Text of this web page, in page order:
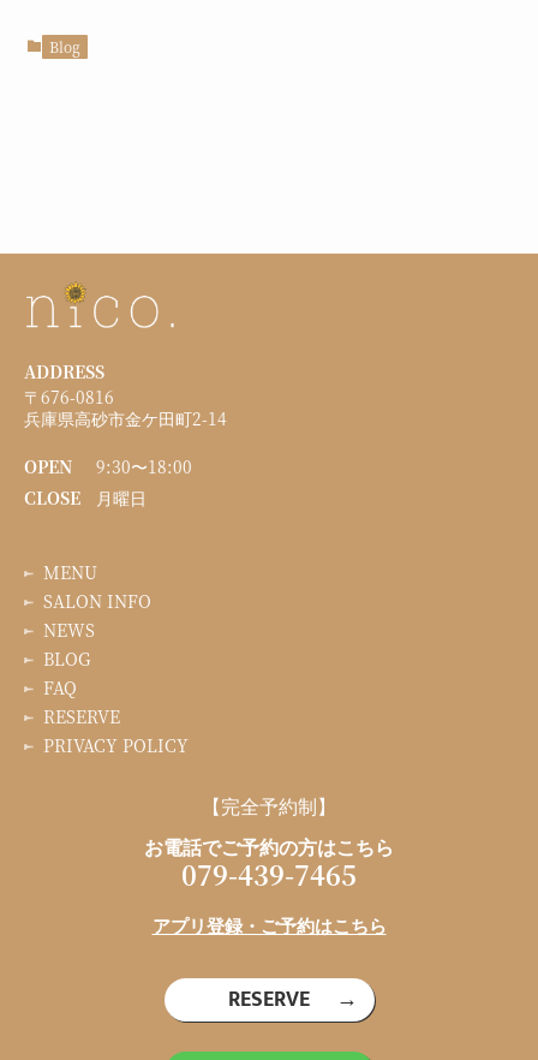
Blog
ADDRESS
〒676-0816
兵庫県高砂市金ケ田町2-14
OPEN
9:30〜18:00
CLOSE
月曜日
MENU
SALON INFO
NEWS
BLOG
FAQ
RESERVE
PRIVACY POLICY
【完全予約制】
お電話でご予約の方はこちら
079-439-7465
アプリ登録・ご予約はこちら
RESERVE